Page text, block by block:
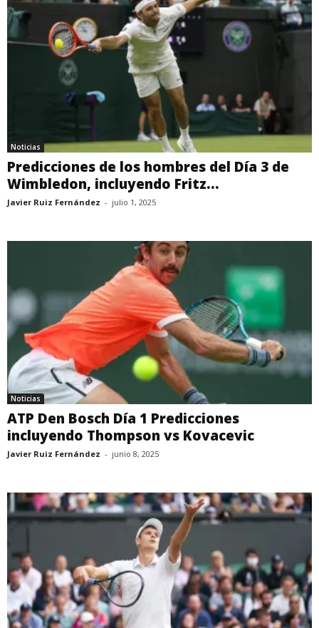
Noticias
Predicciones de los hombres del Día 3 de
Wimbledon, incluyendo Fritz...
Javier Ruiz Fernández - julio 1, 2025
Noticias
ATP Den Bosch Día 1 Predicciones
incluyendo Thompson vs Kovacevic
Javier Ruiz Fernández - junio 8, 2025